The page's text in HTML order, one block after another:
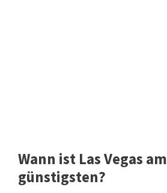
Wann ist Las Vegas am
günstigsten?